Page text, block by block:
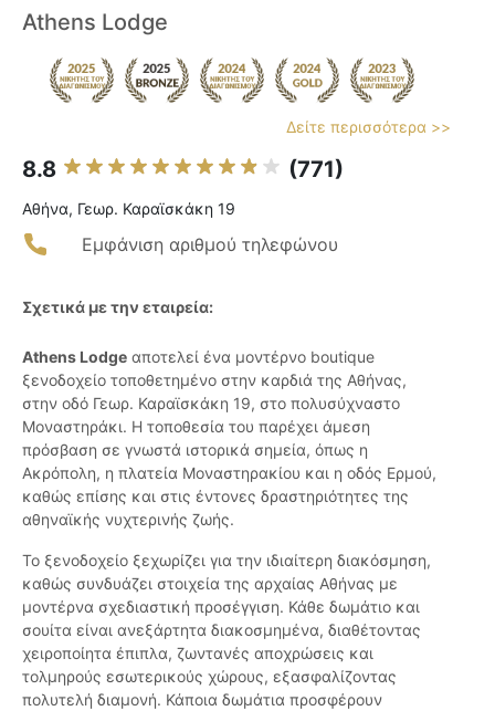
Athens Lodge
Δείτε περισσότερα >>
8.8 (771)
Αθήνα, Γεωρ. Καραϊσκάκη 19
Εμφάνιση αριθμού τηλεφώνου
Σχετικά με την εταιρεία:
Athens Lodge αποτελεί ένα μοντέρνο boutique
ξενοδοχείο τοποθετημένο στην καρδιά της Αθήνας,
στην οδό Γεωρ. Καραϊσκάκη 19, στο πολυσύχναστο
Μοναστηράκι. Η τοποθεσία του παρέχει άμεση
πρόσβαση σε γνωστά ιστορικά σημεία, όπως η
Ακρόπολη, η πλατεία Μοναστηρακίου και η οδός Ερμού,
καθώς επίσης και στις έντονες δραστηριότητες της
αθηναϊκής νυχτερινής ζωής.
Το ξενοδοχείο ξεχωρίζει για την ιδιαίτερη διακόσμηση,
καθώς συνδυάζει στοιχεία της αρχαίας Αθήνας με
μοντέρνα σχεδιαστική προσέγγιση. Κάθε δωμάτιο και
σουίτα είναι ανεξάρτητα διακοσμημένα, διαθέτοντας
χειροποίητα έπιπλα, ζωντανές αποχρώσεις και
τολμηρούς εσωτερικούς χώρους, εξασφαλίζοντας
πολυτελή διαμονή. Κάποια δωμάτια προσφέρουν